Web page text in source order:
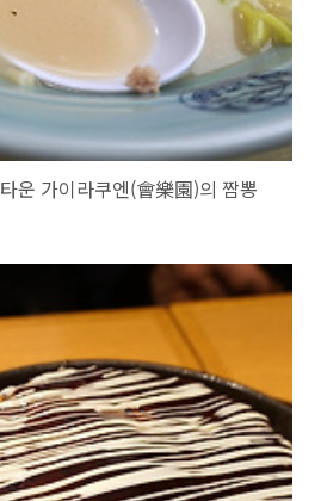
운 가이라쿠엔(會樂園)의 짬뽕